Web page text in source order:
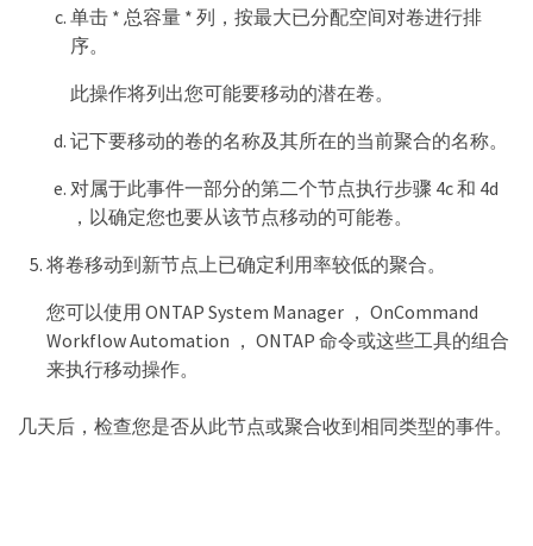
单击 * 总容量 * 列，按最大已分配空间对卷进行排
序。
此操作将列出您可能要移动的潜在卷。
记下要移动的卷的名称及其所在的当前聚合的名称。
对属于此事件一部分的第二个节点执行步骤 4c 和 4d
，以确定您也要从该节点移动的可能卷。
将卷移动到新节点上已确定利用率较低的聚合。
您可以使用 ONTAP System Manager ， OnCommand
Workflow Automation ， ONTAP 命令或这些工具的组合
来执行移动操作。
几天后，检查您是否从此节点或聚合收到相同类型的事件。